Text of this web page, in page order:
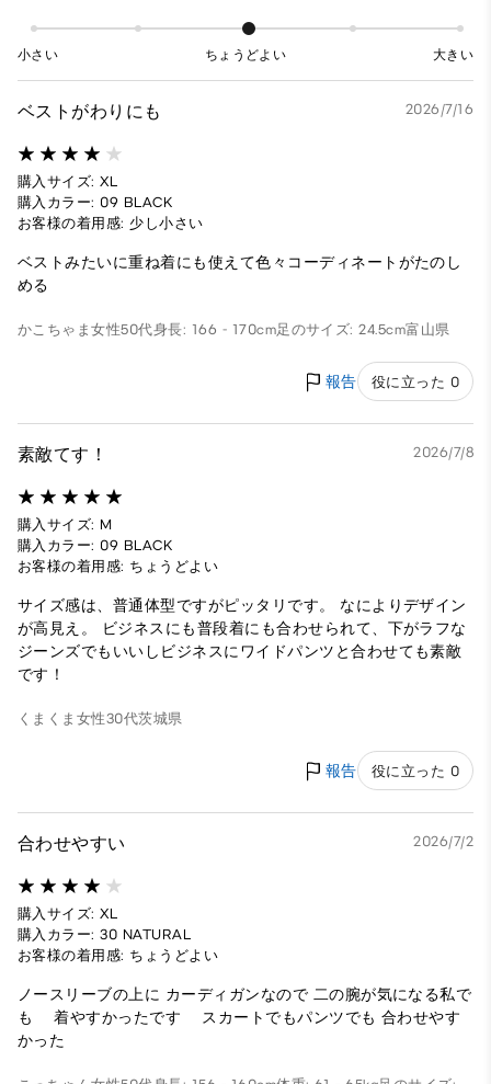
小さい ちょうどよい 大きい
ベストがわりにも 2026/7/16
購入サイズ: XL
購入カラー: 09 BLACK
お客様の着用感: 少し小さい
ベストみたいに重ね着にも使えて色々コーディネートがたのし
める
かこちゃま女性50代身長: 166 - 170cm足のサイズ: 24.5cm富山県
報告 役に立った 0
素敵てす！ 2026/7/8
購入サイズ: M
購入カラー: 09 BLACK
お客様の着用感: ちょうどよい
サイズ感は、普通体型ですがピッタリです。 なによりデザイン
が高見え。 ビジネスにも普段着にも合わせられて、下がラフな
ジーンズでもいいしビジネスにワイドパンツと合わせても素敵
です！
くまくま 女性30代茨城県
報告 役に立った 0
合わせやすい 2026/7/2
購入サイズ: XL
購入カラー: 30 NATURAL
お客様の着用感: ちょうどよい
ノースリーブの上に カーディガンなので 二の腕が気になる私で
も 着やすかったです スカートでもパンツでも 合わせやす
かった